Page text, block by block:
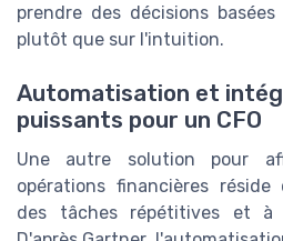
prendre des décisions
plutôt que sur l'intuition.
Automatisation et
puissants pour un CFO
Une autre solution pour
opérations financières réside
des tâches répétitives et à